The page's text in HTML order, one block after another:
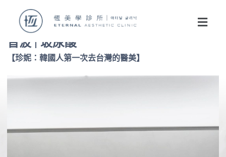
音波 | 玻尿酸
【珍妮：韓國人第一次去台灣的醫美】